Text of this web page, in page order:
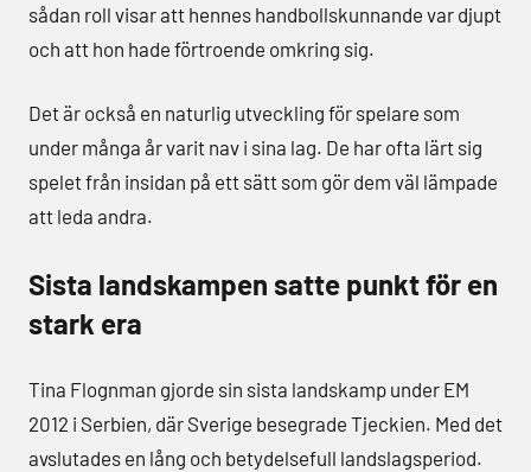
sådan roll visar att hennes handbollskunnande var djupt
och att hon hade förtroende omkring sig.
Det är också en naturlig utveckling för spelare som
under många år varit nav i sina lag. De har ofta lärt sig
spelet från insidan på ett sätt som gör dem väl lämpade
att leda andra.
Sista landskampen satte punkt för en
stark era
Tina Flognman gjorde sin sista landskamp under EM
2012 i Serbien, där Sverige besegrade Tjeckien. Med det
avslutades en lång och betydelsefull landslagsperiod.